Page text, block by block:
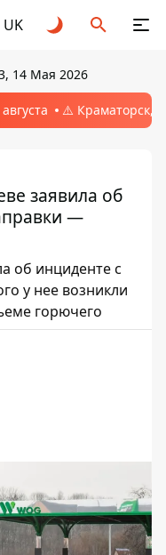
UK
14 Мая 2026
⚠️ Краматорск,
заявила об
—
об инциденте с
у нее возникли
горючего